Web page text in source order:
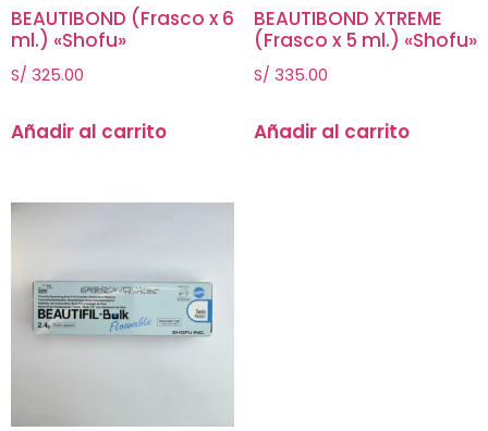
BEAUTIBOND (Frasco x 6
ml.) «Shofu»
S/ 325.00
Añadir al carrito
BEAUTIBOND XTREME
(Frasco x 5 ml.) «Shofu»
S/ 335.00
Añadir al carrito